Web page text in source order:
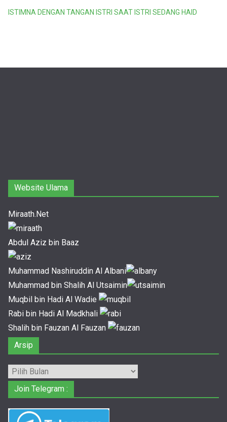
ISTIMNA DENGAN TANGAN ISTRI SAAT ISTRI SEDANG HAID
Website Ulama
Miraath.Net
Abdul Aziz bin Baaz
Muhammad Nashiruddin Al Albani
Muhammad bin Shalih Al Utsaimin
Muqbil bin Hadi Al Wadie
Rabi bin Hadi Al Madkhali
Shalih bin Fauzan Al Fauzan
Arsip
Arsip
Join Telegram :